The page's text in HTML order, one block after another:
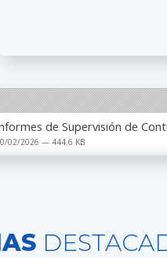
de Supervisión de
02/2026 — 444.6 KB